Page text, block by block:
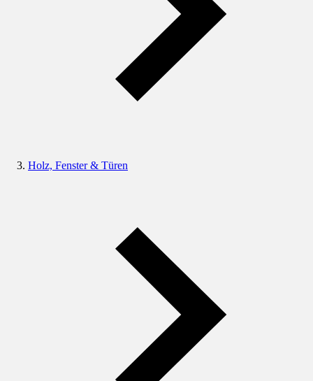
Holz, Fenster & Türen